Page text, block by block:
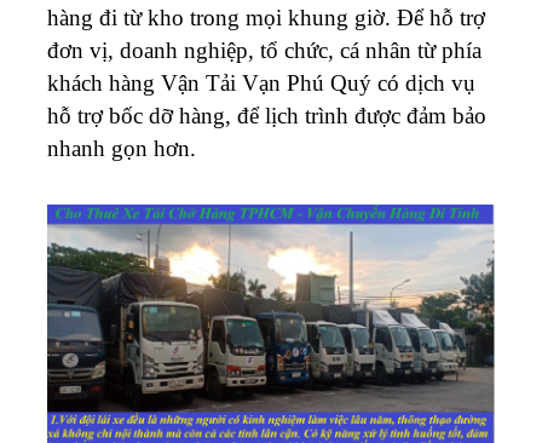
hàng đi từ kho trong mọi khung giờ. Để hỗ trợ
đơn vị, doanh nghiệp, tổ chức, cá nhân từ phía
khách hàng Vận Tải Vạn Phú Quý có dịch vụ
hỗ trợ bốc dỡ hàng, để lịch trình được đảm bảo
nhanh gọn hơn.